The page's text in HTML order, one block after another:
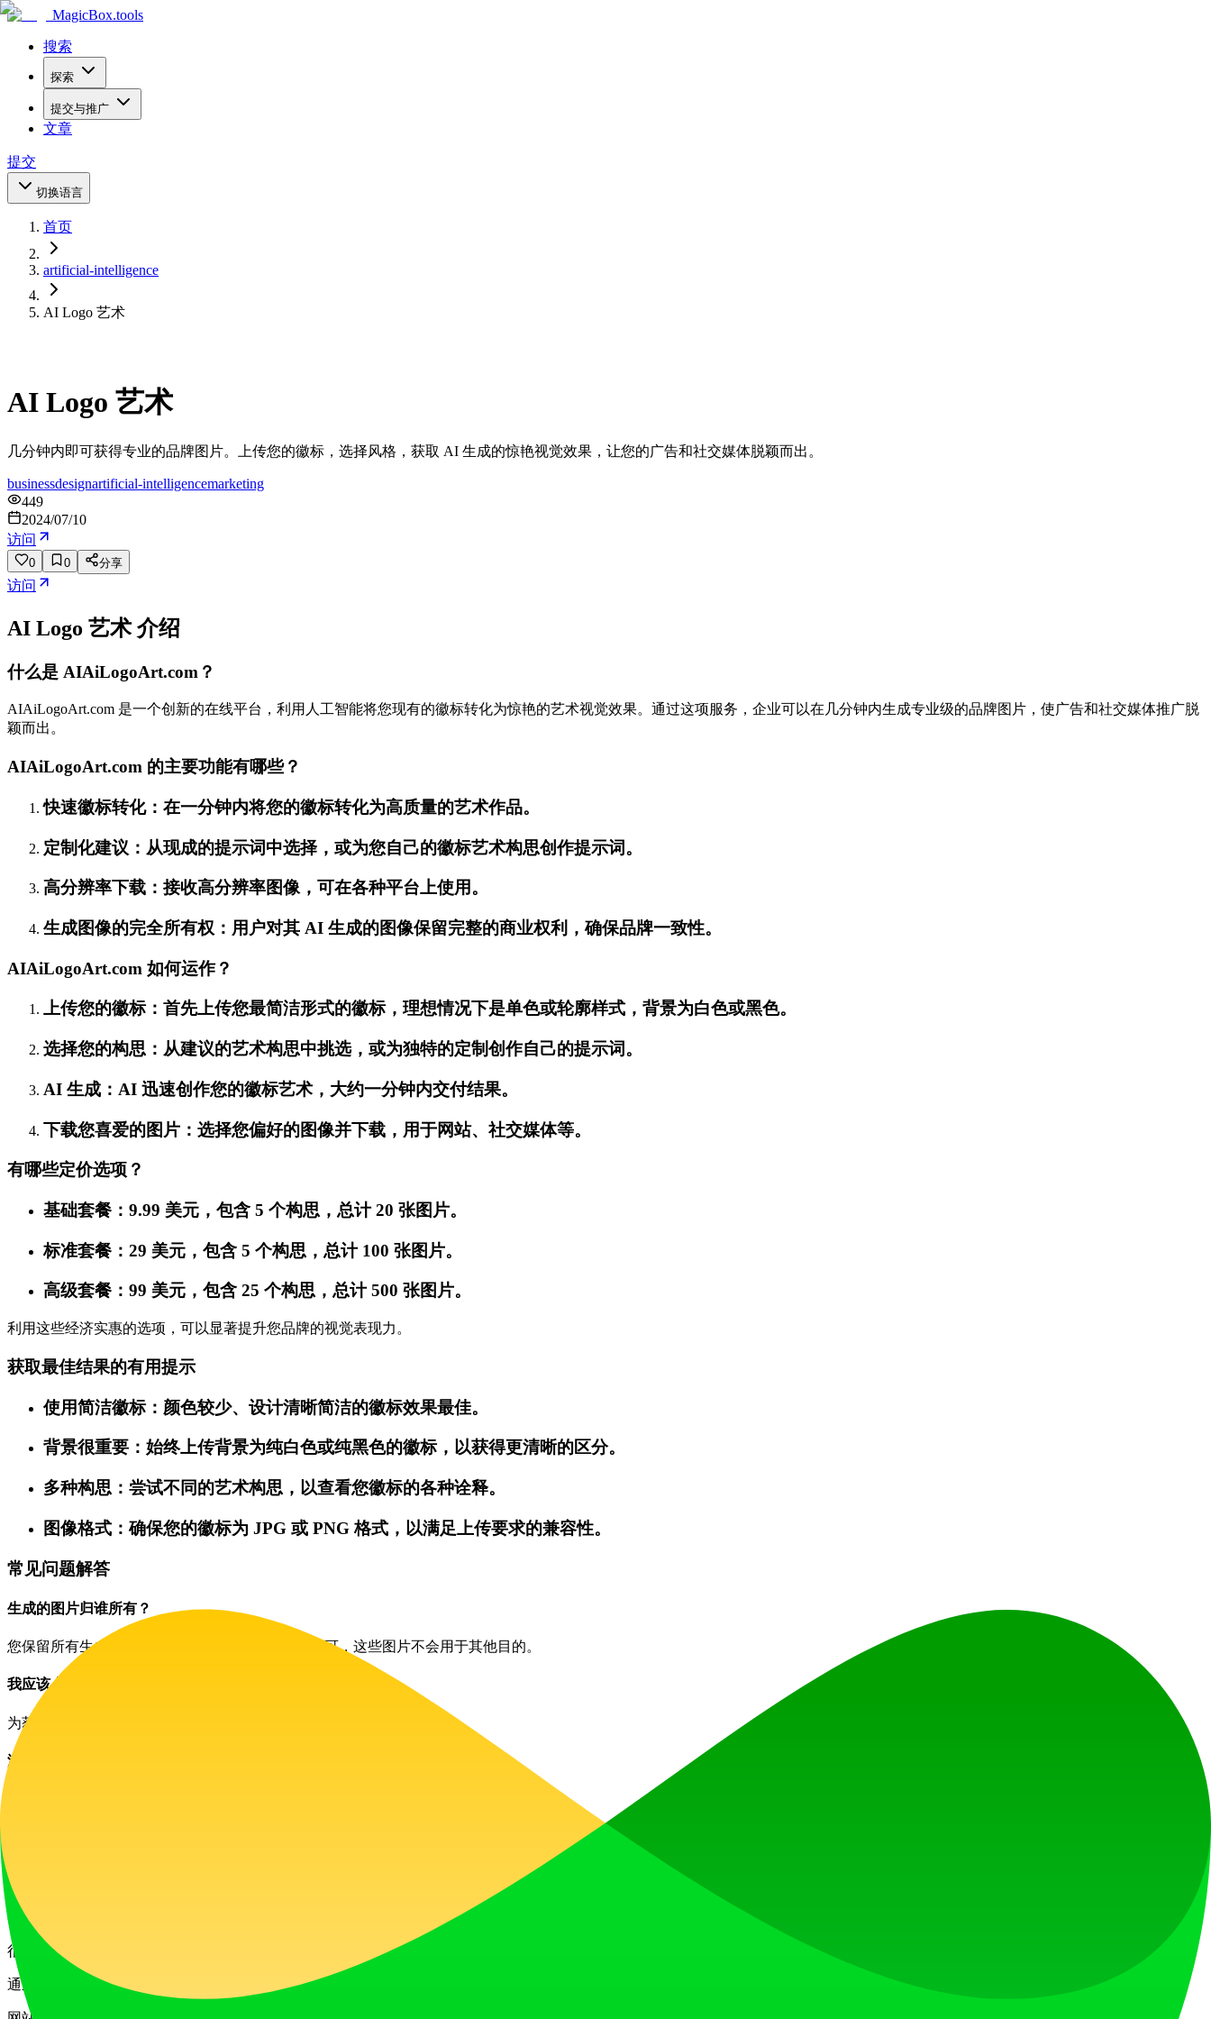
MagicBox.tools
搜索
探索
提交与推广
文章
提交
切换语言
首页
artificial-intelligence
AI Logo 艺术
AI Logo 艺术
几分钟内即可获得专业的品牌图片。上传您的徽标，选择风格，获取 AI 生成的惊艳视觉效果，让您的广告和社交媒体脱颖而出。
businessdesignartificial-intelligencemarketing
449
2024/07/10
访问
0 0 分享
访问
AI Logo 艺术 介绍
什么是 AIAiLogoArt.com？
AIAiLogoArt.com 是一个创新的在线平台，利用人工智能将您现有的徽标转化为惊艳的艺术视觉效果。通过这项服务，企业可以在几分钟内生成专业级的品牌图片，使广告和社交媒体推广脱
颖而出。
AIAiLogoArt.com 的主要功能有哪些？
快速徽标转化：在一分钟内将您的徽标转化为高质量的艺术作品。
定制化建议：从现成的提示词中选择，或为您自己的徽标艺术构思创作提示词。
高分辨率下载：接收高分辨率图像，可在各种平台上使用。
生成图像的完全所有权：用户对其 AI 生成的图像保留完整的商业权利，确保品牌一致性。
AIAiLogoArt.com 如何运作？
上传您的徽标：首先上传您最简洁形式的徽标，理想情况下是单色或轮廓样式，背景为白色或黑色。
选择您的构思：从建议的艺术构思中挑选，或为独特的定制创作自己的提示词。
AI 生成：AI 迅速创作您的徽标艺术，大约一分钟内交付结果。
下载您喜爱的图片：选择您偏好的图像并下载，用于网站、社交媒体等。
有哪些定价选项？
基础套餐：9.99 美元，包含 5 个构思，总计 20 张图片。
标准套餐：29 美元，包含 5 个构思，总计 100 张图片。
高级套餐：99 美元，包含 25 个构思，总计 500 张图片。
利用这些经济实惠的选项，可以显著提升您品牌的视觉表现力。
获取最佳结果的有用提示
使用简洁徽标：颜色较少、设计清晰简洁的徽标效果最佳。
背景很重要：始终上传背景为纯白色或纯黑色的徽标，以获得更清晰的区分。
多种构思：尝试不同的艺术构思，以查看您徽标的各种诠释。
图像格式：确保您的徽标为 JPG 或 PNG 格式，以满足上传要求的兼容性。
常见问题解答
生成的图片归谁所有？
您保留所有生成图片的完全所有权，并获得商业许可，这些图片不会用于其他目的。
我应该上传哪种类型的徽标以获得最佳效果？
为获得最佳效果，请上传尽可能简单的徽标，最好是单色且无文字的。
没有徽标可以生成艺术吗？
根据您选择的构思，生成至少 4 张图片大约需要一分钟。
流程开始后可以退款吗？
很遗憾，一旦 AI 开始生成图片，由于高昂的处理成本，将无法提供退款。
通过利用 AIAiLogoArt.com，企业可以用最少的时间和精力显著增强其品牌推广工作，确保给受众留下持久的印象。